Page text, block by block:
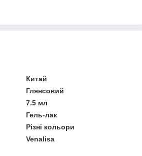
Китай
Глянсовий
7.5 мл
Гель-лак
Різні кольори
Venalisa